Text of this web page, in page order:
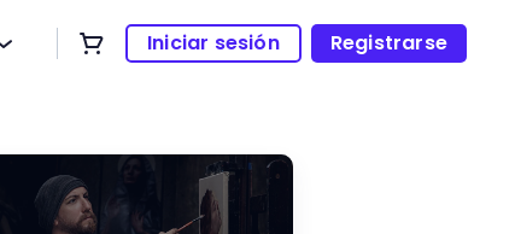
Iniciar sesión Registrarse